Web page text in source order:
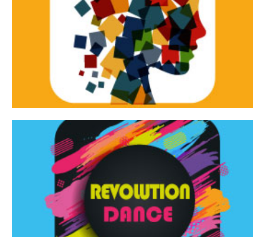
Tracce dinamiche
Tracce Dinamiche è una rassegna di teatro
d’innovazione e sperimentale.
Revolution Dance
Rassegna di danza contemporanea – I Edizione